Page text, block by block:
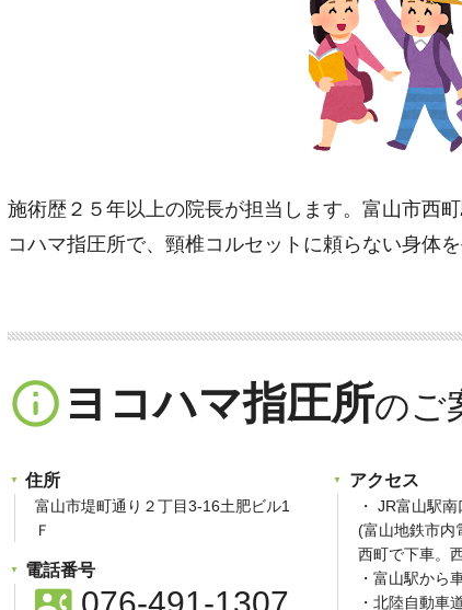
施術歴２５年以上の院長が担当します。富山市西
コハマ指圧所で、頸椎コルセットに頼らない身体
info_outline ヨコハマ指圧所
住所
富山市堤町通り２丁目3-16土肥ビル1
Ｆ
電話番号
contact_phone076-491-1307
アクセス
・ JR富山駅
(富山地鉄市内
西町で下車。
・富山駅から
・北陸自動車